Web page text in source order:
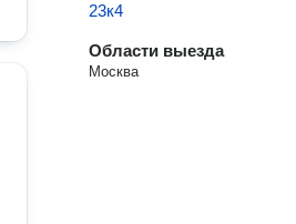
23к4
Области выезда
Москва